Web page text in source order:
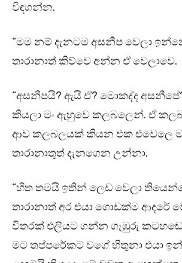
විඳගන්න.
“මම නම් දැනටම අසනීප වෙලා
තාරානාත් කිව්වෙ අන්න ඒ වෙලාවෙ.
“අසනීපයි? ඇයි ඒ? මොකද්ද
කියලා මං ඇහුවෙ කලබලෙන්. ඒ
ආව කලබලයක් කියන එක එවෙලෙ
තාරානාතුත් දැනගෙන උන්නා.
“හිත තමයි ඉතින් ලෙඩ වෙලා
තාරානාත් අර එයා ගොඩක්ම ආදරේ
විතරක් එලියට ගන්න ගැඹුරු
මට තප්පරේකට වගේ හිතුනා එයා